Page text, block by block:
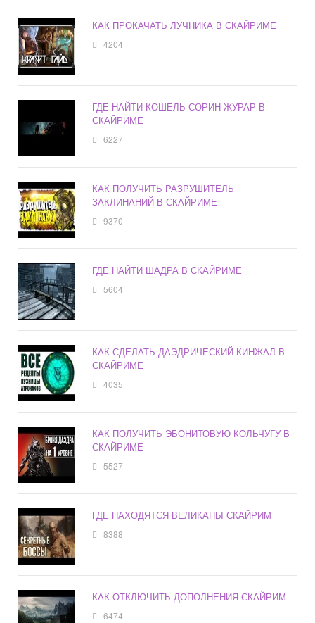
КАК ПРОКАЧАТЬ ЛУЧНИКА В СКАЙРИМЕ
4204
ГДЕ НАЙТИ КОШЕЛЬ СОРИН ЖУРАР В
СКАЙРИМЕ
6227
КАК ПОЛУЧИТЬ РАЗРУШИТЕЛЬ
ЗАКЛИНАНИЙ В СКАЙРИМЕ
9370
ГДЕ НАЙТИ ШАДРА В СКАЙРИМЕ
5604
КАК СДЕЛАТЬ ДАЭДРИЧЕСКИЙ КИНЖАЛ В
СКАЙРИМЕ
4035
КАК ПОЛУЧИТЬ ЭБОНИТОВУЮ КОЛЬЧУГУ В
СКАЙРИМЕ
5527
ГДЕ НАХОДЯТСЯ ВЕЛИКАНЫ СКАЙРИМ
8388
КАК ОТКЛЮЧИТЬ ДОПОЛНЕНИЯ СКАЙРИМ
6474